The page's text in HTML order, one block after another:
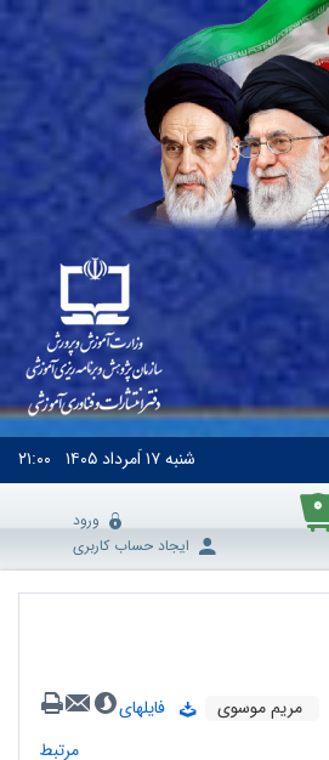
شنبه۱۷ اَمرداد ۱۴۰۵ ۲۱:۰۰
۰
ورود
ایجاد حساب کاربری
مریم موسوی
فایلهای
مرتبط